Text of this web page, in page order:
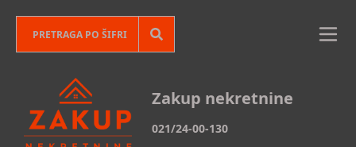
Zakup nekretnine
021/24-00-130